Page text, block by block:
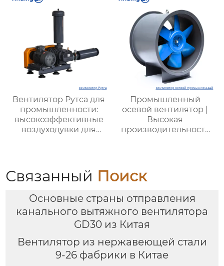
Вентилятор Рутса для
промышленности:
высокоэффективные
воздуходувки для
Промышленный
осевой вентилятор |
Высокая
производительность
Связанный Поиск
Основные страны отправления
канального вытяжного вентилятора
GD30 из Китая
Вентилятор из нержавеющей стали
9-26 фабрики в Китае